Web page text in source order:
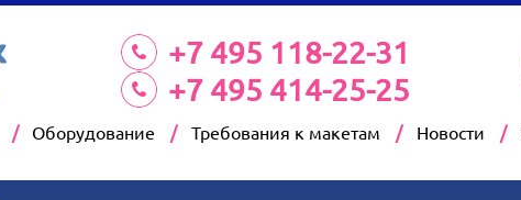
+7 495 118-22-31
+7 495 414-25-25
Оборудование Требования к макетам Новости